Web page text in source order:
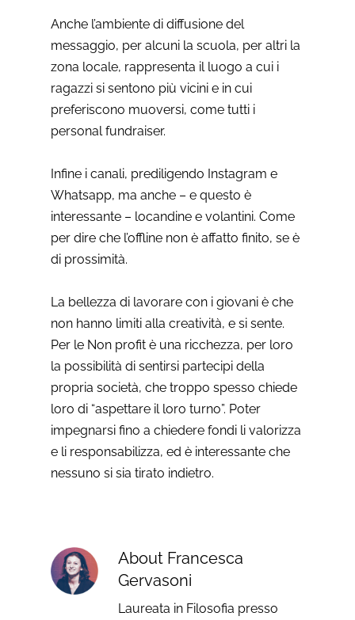
Anche l’ambiente di diffusione del
messaggio, per alcuni la scuola, per altri la
zona locale, rappresenta il luogo a cui i
ragazzi si sentono più vicini e in cui
preferiscono muoversi, come tutti i
personal fundraiser.
Infine i canali, prediligendo Instagram e
Whatsapp, ma anche – e questo è
interessante – locandine e volantini. Come
per dire che l’offline non è affatto finito, se è
di prossimità.
La bellezza di lavorare con i giovani è che
non hanno limiti alla creatività, e si sente.
Per le Non profit è una ricchezza, per loro
la possibilità di sentirsi partecipi della
propria società, che troppo spesso chiede
loro di “aspettare il loro turno”. Poter
impegnarsi fino a chiedere fondi li valorizza
e li responsabilizza, ed è interessante che
nessuno si sia tirato indietro.
About Francesca
Gervasoni
Laureata in Filosofia presso